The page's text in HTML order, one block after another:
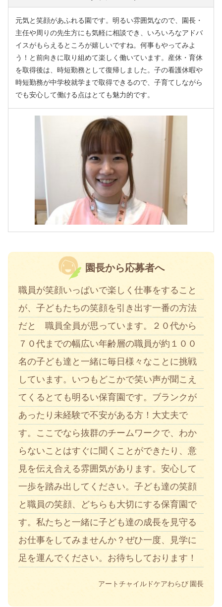
元気と笑顔があふれる園です。明るい雰囲気なので、園長・
主任や周りの先生方にも気軽に相談でき、いろいろなアドバ
イスがもらえるところが嬉しいですね。何事もやってみよ
う！と前向きに取り組めて楽しく働いています。産休・育休
を取得後は、時短勤務として復帰しました。子の看護休暇や
時短勤務が中学校就学まで取得できるので、子育てしながら
でも安心して働ける点はとても魅力的です。
園長から応募者へ
職員が笑顔いっぱいで楽しく仕事をすること
が、子どもたちの笑顔を引き出す一番の方法
だと 職員全員が思っています。２０代から
７０代までの幅広い年齢層の職員が約１００
名の子ども達と一緒に毎日様々なことに挑戦
しています。いつもどこかで笑い声が聞こえ
てくるとても明るい保育園です。ブランクが
あったり未経験で不安がある方！大丈夫で
す。ここでなら抜群のチームワークで、わか
らないことはすぐに聞くことができたり、意
見を伝え合える雰囲気があります。安心して
一歩を踏み出してください。子ども達の笑顔
と職員の笑顔、どちらも大切にする保育園で
す。私たちと一緒に子ども達の成長を見守る
お仕事をしてみませんか？ぜひ一度、見学に
足を運んでください。お待ちしております！
アートチャイルドケアわらび 園長